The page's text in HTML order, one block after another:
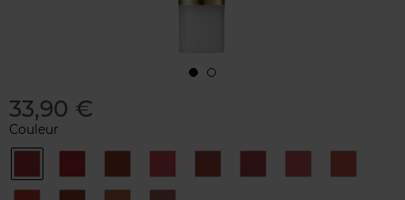
33,90 €
Couleur